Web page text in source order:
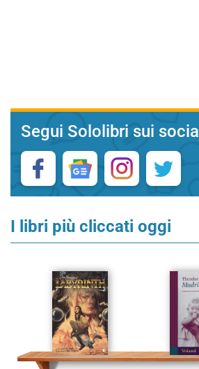
Segui Sololibri sui social
I libri più cliccati oggi